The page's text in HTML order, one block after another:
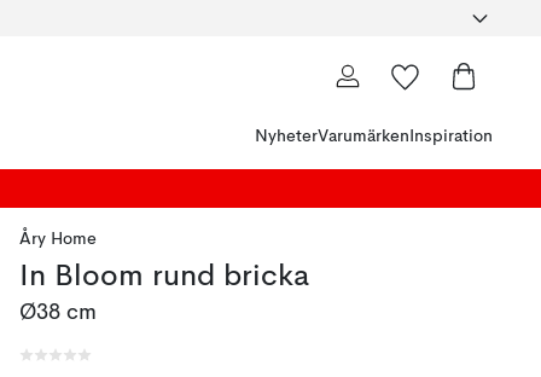
NyheterVarumärken Inspiration
Åry Home
In Bloom rund bricka
Ø38 cm